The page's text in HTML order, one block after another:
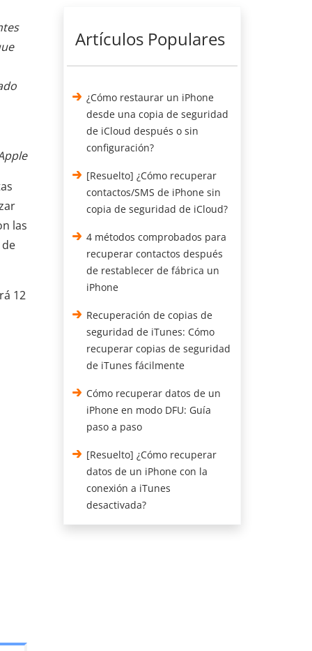
las
12
Artículos Populares
¿Cómo restaurar un iPhone
desde una copia de seguridad
de iCloud después o sin
configuración?
[Resuelto] ¿Cómo recuperar
contactos/SMS de iPhone sin
copia de seguridad de iCloud?
4 métodos comprobados para
recuperar contactos después
de restablecer de fábrica un
iPhone
Recuperación de copias de
seguridad de iTunes: Cómo
recuperar copias de seguridad
de iTunes fácilmente
Cómo recuperar datos de un
iPhone en modo DFU: Guía
paso a paso
[Resuelto] ¿Cómo recuperar
datos de un iPhone con la
conexión a iTunes
desactivada?